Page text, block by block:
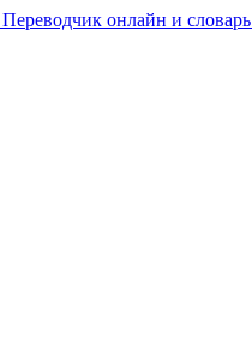
онлайн и словарь